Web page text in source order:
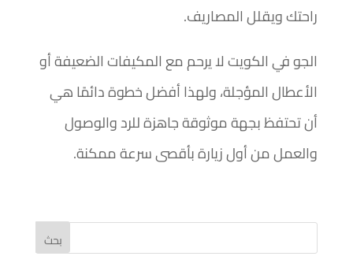
راحتك ويقلل المصاريف.
الجو في الكويت لا يرحم مع المكيفات الضعيفة أو
الأعطال المؤجلة، ولهذا أفضل خطوة دائمًا هي
أن تحتفظ بجهة موثوقة جاهزة للرد والوصول
والعمل من أول زيارة بأقصى سرعة ممكنة.